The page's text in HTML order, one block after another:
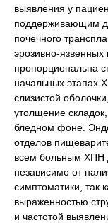
выявления у
поддерживающим
почечного
эрозивно-
пропорциональна
начальных этапах
слизистой
утолщение
бледном фоне.
отделов
всем больным ХПН
независимо от
симптоматики, так
выраженностью
и частотой